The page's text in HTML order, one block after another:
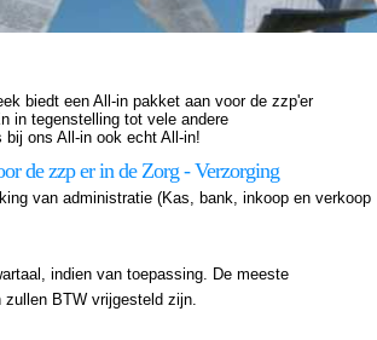
biedt een All-in pakket aan voor de zzp'er
in tegenstelling tot vele andere
ons All-in ook echt All-in!
de zzp er in de Zorg - Verzorging
van administratie (Kas, bank, inkoop en verkoop
indien van toepassing. De meeste
zullen BTW vrijgesteld zijn.